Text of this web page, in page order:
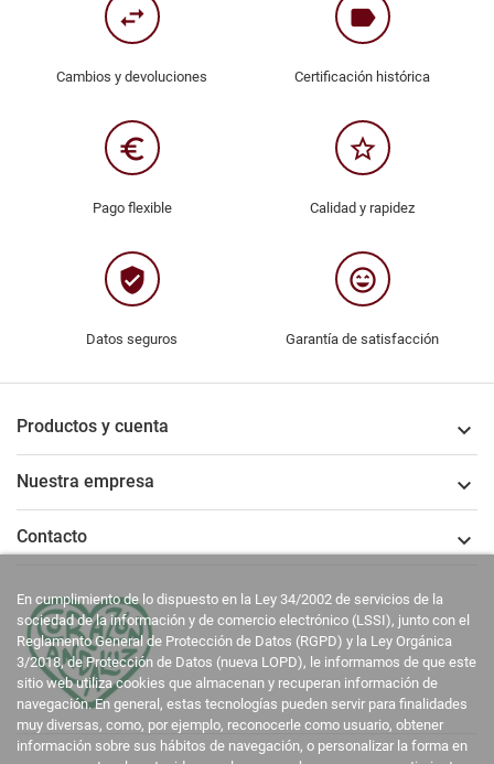
swap_horiz
Cambios y devoluciones
label
Certificación histórica
euro_symbol
Pago flexible
star_border
Calidad y rapidez
verified_user
Datos seguros
sentiment_very_satisfied
Garantía de satisfacción
Productos y cuenta 
Nuestra empresa 
Contacto 
En cumplimiento de lo dispuesto en la Ley 34/2002 de servicios de la
sociedad de la información y de comercio electrónico (LSSI), junto con el
Reglamento General de Protección de Datos (RGPD) y la Ley Orgánica
3/2018, de Protección de Datos (nueva LOPD), le informamos de que este
sitio web utiliza cookies que almacenan y recuperan información de
navegación. En general, estas tecnologías pueden servir para finalidades
muy diversas, como, por ejemplo, reconocerle como usuario, obtener
información sobre sus hábitos de navegación, o personalizar la forma en